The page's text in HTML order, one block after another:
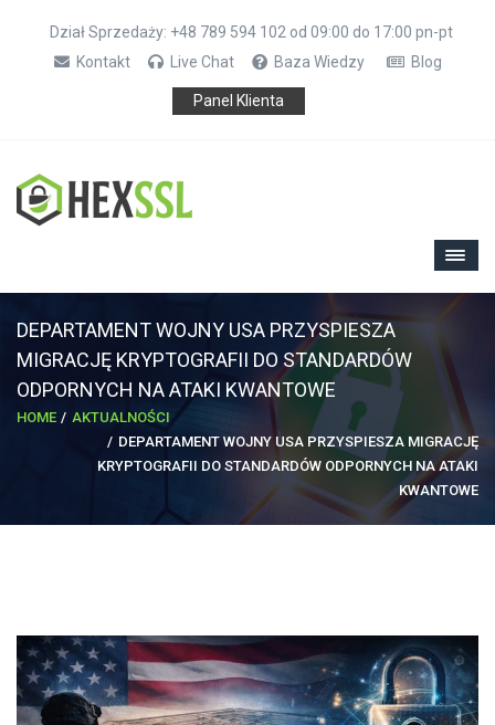
Dział Sprzedaży: +48 789 594 102 od 09:00 do 17:00 pn-pt
Kontakt
Live Chat Baza Wiedzy Blog
Panel Klienta
DEPARTAMENT WOJNY USA PRZYSPIESZA
MIGRACJĘ KRYPTOGRAFII DO STANDARDÓW
ODPORNYCH NA ATAKI KWANTOWE
HOME
AKTUALNOŚCI
DEPARTAMENT WOJNY USA PRZYSPIESZA MIGRACJĘ
KRYPTOGRAFII DO STANDARDÓW ODPORNYCH NA ATAKI
KWANTOWE